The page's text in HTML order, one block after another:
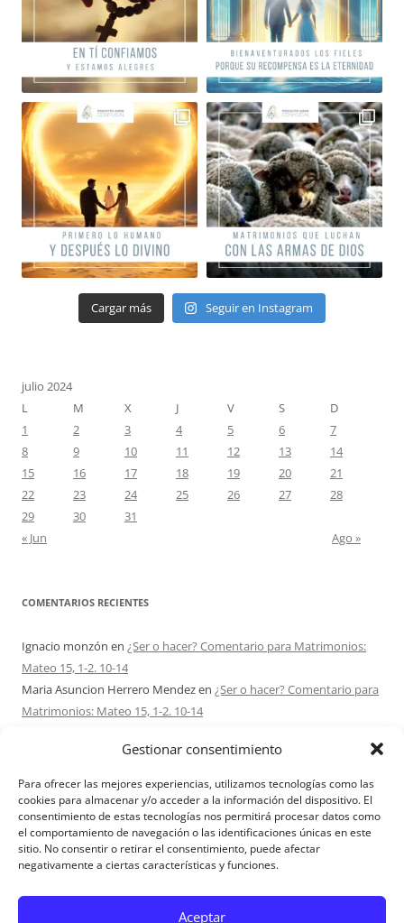
Gestionar consentimiento
Para ofrecer las mejores experiencias, utilizamos tecnologías como las
cookies para almacenar y/o acceder a la información del dispositivo. El
consentimiento de estas tecnologías nos permitirá procesar datos como
el comportamiento de navegación o las identificaciones únicas en este
sitio. No consentir o retirar el consentimiento, puede afectar
negativamente a ciertas características y funciones.
Aceptar
Cargar más Seguir en Instagram
julio 2024
L
M X J V S
D
1
2 3 4 5 6
7
8
9 10 11 12 13
14
15
16 17 18 19 20
21
22
23 24 25 26 27
28
29
30
31
« Jun
Ago »
COMENTARIOS RECIENTES
Ignacio monzón en ¿Ser o hacer? Comentario para Matrimonios:
Mateo 15, 1-2. 10-14
Maria Asuncion Herrero Mendezen ¿Ser o hacer? Comentario para
Matrimonios: Mateo 15, 1-2. 10-14
7 – 9 AGOSTO 2026
Ezio Vendrame
en
Acudid siempre al Señor. Comentario para
Matrimonios: san Mateo 14, 22-36
SofienAcerca de Proyecto Amor Conyugal